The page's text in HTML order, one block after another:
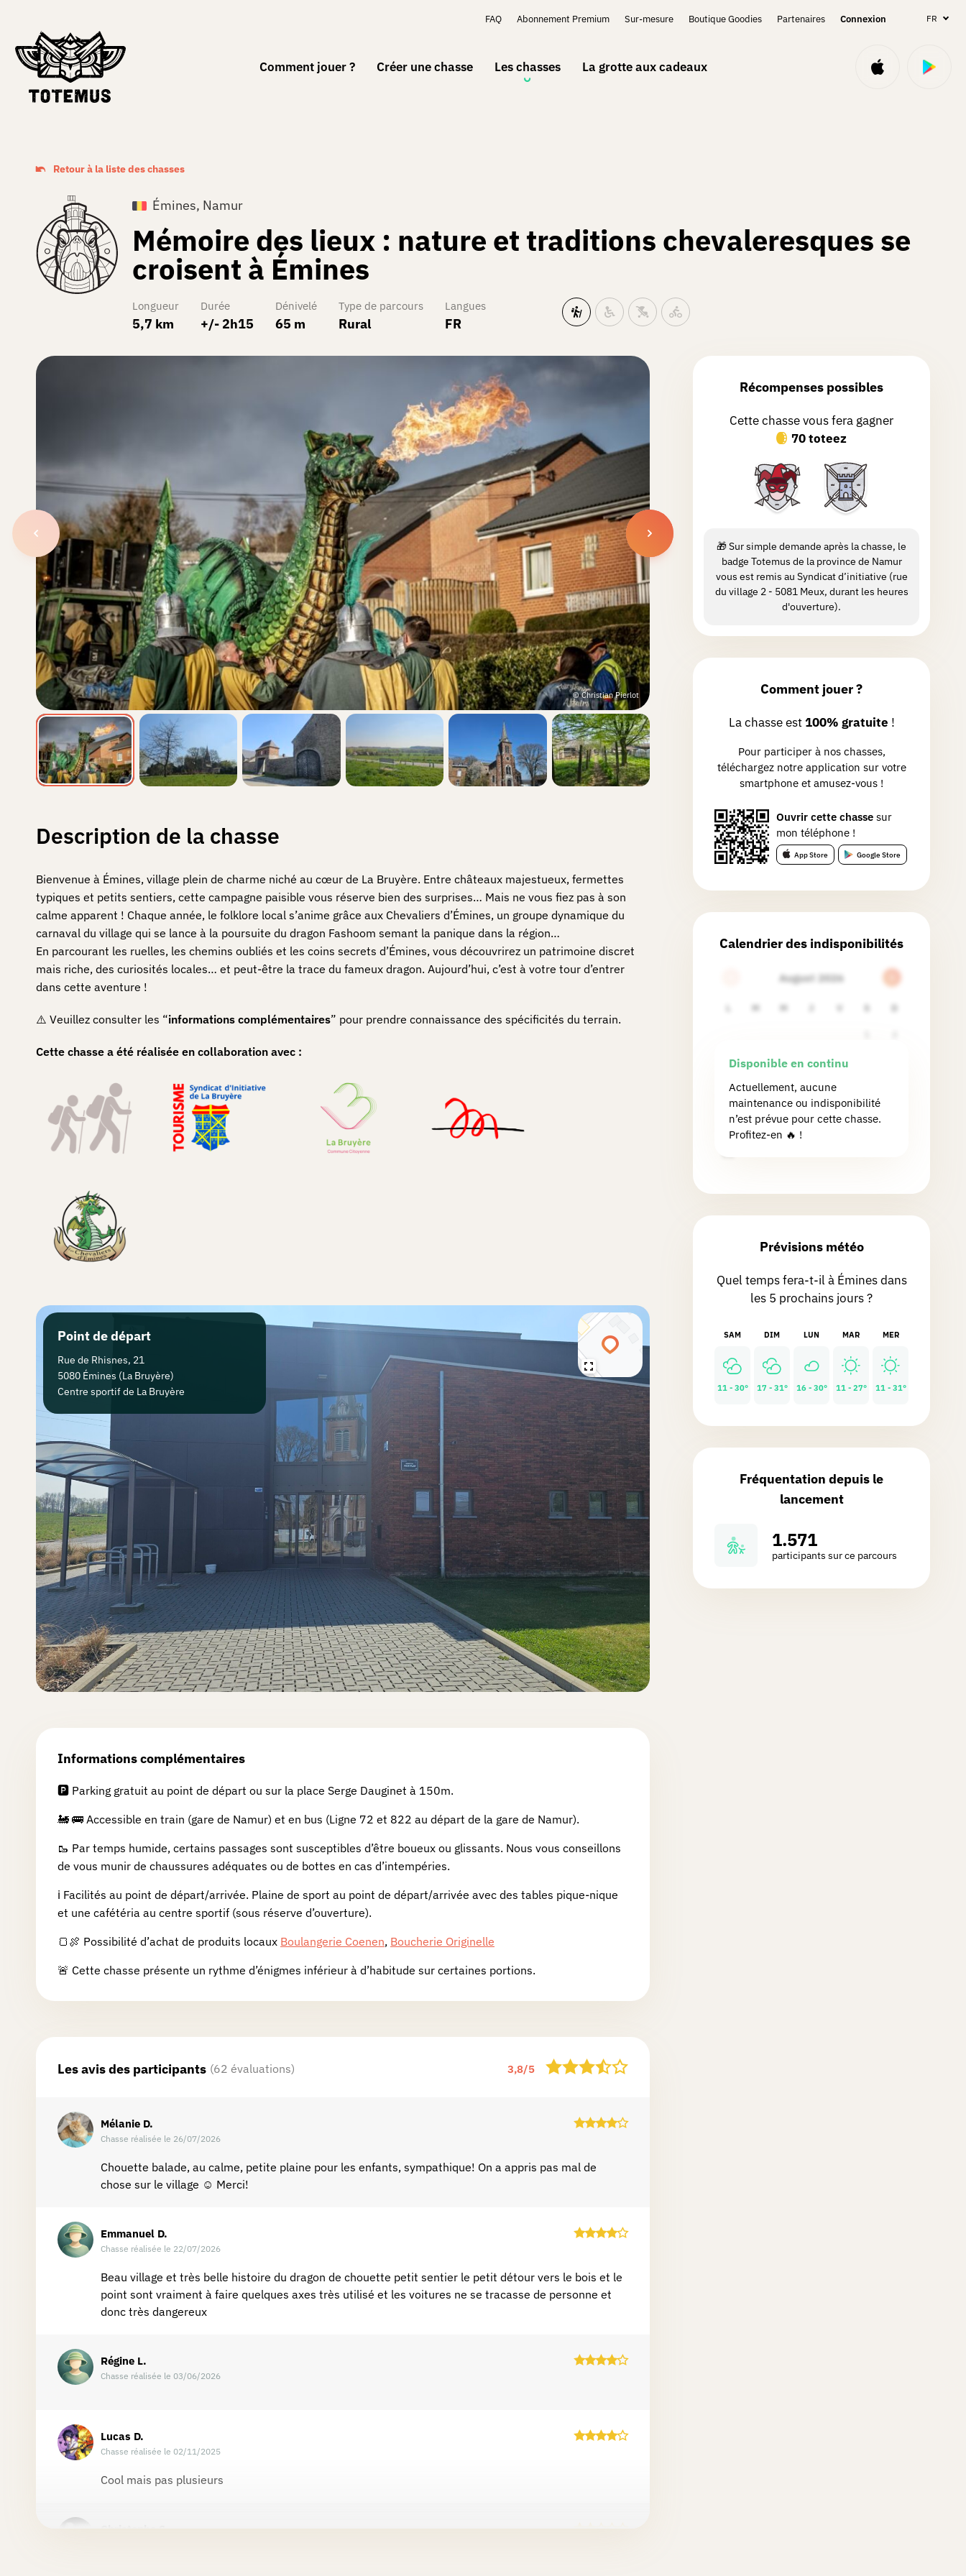
FAQ Abonnement Premium Sur-mesure Boutique Goodies Partenaires Connexion FR
Comment jouer ? Créer une chasse Les chasses La grotte aux cadeaux
Comment
jouer ?
Créer
une
chasse
Les
chasses
La
grotte
aux
cadeaux
Abonnement
Premium
mesure
Boutique
Goodies
Partenaires
Retour à la liste des chasses
Émines, Namur
Mémoire des lieux : nature et traditions chevaleresques se
croisent à Émines
Longueur
5,7 km
Durée
+/- 2h15
Dénivelé
65 m
Type de parcours
Rural
Langues
FR
© Christian Pierlot
Description de la chasse
Bienvenue à Émines, village plein de charme niché au cœur de La Bruyère. Entre châteaux majestueux, fermettes
typiques et petits sentiers, cette campagne paisible vous réserve bien des surprises… Mais ne vous fiez pas à son
calme apparent ! Chaque année, le folklore local s’anime grâce aux Chevaliers d’Émines, un groupe dynamique du
carnaval du village qui se lance à la poursuite du dragon Fashoom semant la panique dans la région…
En parcourant les ruelles, les chemins oubliés et les coins secrets d’Émines, vous découvrirez un patrimoine discret
mais riche, des curiosités locales… et peut-être la trace du fameux dragon. Aujourd’hui, c’est à votre tour d’entrer
dans cette aventure !
⚠️ Veuillez consulter les “informations complémentaires” pour prendre connaissance des spécificités du terrain.
Cette chasse a été réalisée en collaboration avec :
Point de départ
Rue de Rhisnes, 21
5080 Émines (La Bruyère)
Centre sportif de La Bruyère
Informations complémentaires
🅿️ Parking gratuit au point de départ ou sur la place Serge Dauginet à 150m.
🚂 🚌 Accessible en train (gare de Namur) et en bus (Ligne 72 et 822 au départ de la gare de Namur).
🥾 Par temps humide, certains passages sont susceptibles d’être boueux ou glissants. Nous vous conseillons
de vous munir de chaussures adéquates ou de bottes en cas d’intempéries.
ℹ️ Facilités au point de départ/arrivée. Plaine de sport au point de départ/arrivée avec des tables pique-nique
et une cafétéria au centre sportif (sous réserve d’ouverture).
🍞🍖 Possibilité d’achat de produits locaux Boulangerie Coenen, Boucherie Originelle
🚨 Cette chasse présente un rythme d’énigmes inférieur à d’habitude sur certaines portions.
Les avis des participants (62 évaluations) 3,8/5
Mélanie D.
Chasse réalisée le 26/07/2026
Chouette balade, au calme, petite plaine pour les enfants, sympathique! On a appris pas mal de
chose sur le village ☺️ Merci!
Emmanuel D.
Chasse réalisée le 22/07/2026
Beau village et très belle histoire du dragon de chouette petit sentier le petit détour vers le bois et le
point sont vraiment à faire quelques axes très utilisé et les voitures ne se tracasse de personne et
donc très dangereux
Régine L.
Chasse réalisée le 03/06/2026
Lucas D.
Chasse réalisée le 02/11/2025
Cool mais pas plusieurs
Récompenses possibles
Cette chasse vous fera gagner
70 toteez
🎁 Sur simple demande après la chasse, le
badge Totemus de la province de Namur
vous est remis au Syndicat d’initiative (rue
du village 2 - 5081 Meux, durant les heures
d'ouverture).
Comment jouer ?
La chasse est100% gratuite !
Pour participer à nos chasses,
téléchargez notre application sur votre
smartphone et amusez-vous !
Ouvrir cette chasse sur
mon téléphone !
App Store Google Store
Calendrier des indisponibilités
August 2026
M M
3
10
11
17
18 19 20 21 22
24
25 26
Disponible en continu
Actuellement, aucune
maintenance ou indisponibilité
n’est prévue pour cette chasse.
Profitez-en 🔥 !
Prévisions météo
Quel temps fera-t-il à Émines dans
les 5 prochains jours ?
SAM
11 - 30°
DIM
17 - 31°
LUN
16 - 30°
MAR
11 - 27°
MER
11 - 31°
Fréquentation depuis le
lancement
1.571
participants sur ce parcours